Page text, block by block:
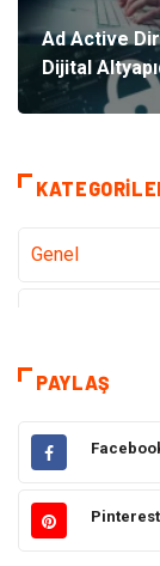
Ad Active
Dijital
Genel
Sağlık
Elektrik
Giyim
PAYLAŞ
Pinterest